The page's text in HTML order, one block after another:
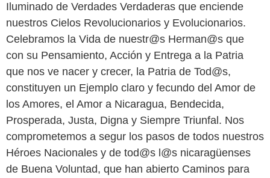
Iluminado de Verdades Verdaderas que enciende
nuestros Cielos Revolucionarios y Evolucionarios.
Celebramos la Vida de nuestr@s Herman@s que
con su Pensamiento, Acción y Entrega a la Patria
que nos ve nacer y crecer, la Patria de Tod@s,
constituyen un Ejemplo claro y fecundo del Amor de
los Amores, el Amor a Nicaragua, Bendecida,
Prosperada, Justa, Digna y Siempre Triunfal. Nos
comprometemos a segur los pasos de todos nuestros
Héroes Nacionales y de tod@s l@s nicaragüenses
de Buena Voluntad, que han abierto Caminos para